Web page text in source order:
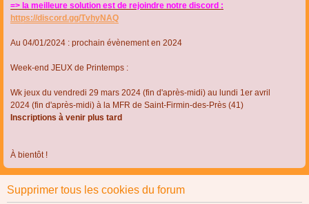
=> la meilleure solution est de rejoindre notre discord :
https://discord.gg/TvhyNAQ
Au 04/01/2024 : prochain évènement en 2024
Week-end JEUX de Printemps :
Wk jeux du vendredi 29 mars 2024 (fin d'après-midi) au lundi 1er avril
2024 (fin d'après-midi) à la MFR de Saint-Firmin-des-Près (41)
Inscriptions à venir plus tard
À bientôt !
Supprimer tous les cookies du forum